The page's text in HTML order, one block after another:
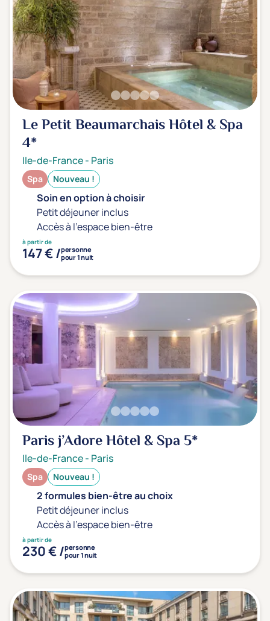
Le Petit Beaumarchais Hôtel & Spa
4*
Ile-de-France- Paris
Spa Nouveau !
Soin en option à choisir
Petit déjeuner inclus
Accès à l'espace bien-être
à partir de
147 € /personne
pour 1 nuit
Paris j’Adore Hôtel & Spa 5*
Ile-de-France- Paris
Spa Nouveau !
2 formules bien-être au choix
Petit déjeuner inclus
Accès à l'espace bien-être
à partir de
230 € /personne
pour 1 nuit